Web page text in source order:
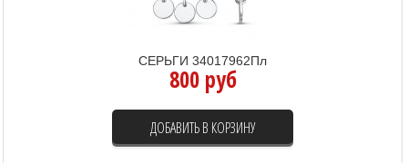
СЕРЬГИ 34017962Пл
800 руб
ДОБАВИТЬ В КОРЗИНУ